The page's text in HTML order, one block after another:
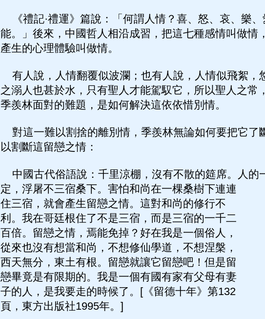
《禮記·禮運》篇說：「何謂人情？喜、怒、哀、樂
能。」後來，中國哲人相沿成習，把這七種感情叫做情
產生的心理體驗叫做情。
有人說，人情翻覆似波瀾；也有人說，人情似飛絮，
之溺人也甚於水，只有聖人才能駕馭它，所以聖人之常
季羨林面對的難題，是如何解決這依依惜別情。
對這一難以割捨的離別情，季羨林無論如何要把它了
以割斷這留戀之情：
中國古代俗語說：千里涼棚，沒有不散的筵席。人的
定，浮屠不三宿桑下。害怕和尚在一棵桑樹下連連
住三宿，就會產生留戀之情。這對和尚的修行不
利。我在哥廷根住了不是三宿，而是三宿的一千二
百倍。留戀之情，焉能免掉？好在我是一個俗人，
從來也沒有想當和尚，不想修仙學道，不想涅槃，
西天無分，東土有根。留戀就讓它留戀吧！但是留
戀畢竟是有限期的。我是一個有國有家有父母有妻
子的人，是我要走的時候了。[《留德十年》第132
頁，東方出版社1995年。]